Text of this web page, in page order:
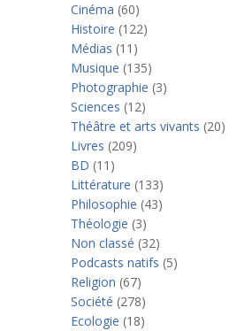
Cinéma (60)
Histoire (122)
Médias (11)
Musique (135)
Photographie (3)
Sciences (12)
Théâtre et arts vivants (20)
Livres (209)
BD (11)
Littérature (133)
Philosophie (43)
Théologie (3)
Non classé (32)
Podcasts natifs (5)
Religion (67)
Société (278)
Ecologie (18)